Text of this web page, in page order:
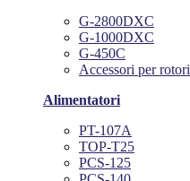
G-2800DXC
G-1000DXC
G-450C
Accessori per rotori
Alimentatori
PT-107A
TOP-T25
PCS-125